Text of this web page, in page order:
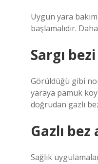
Uygun yara
başlamalıdır.
Sargı
Görüldüğü gibi
yaraya pamuk
doğrudan gazlı
Gazlı bez
Sağlık